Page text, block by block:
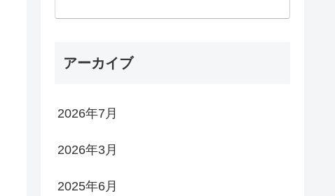
アーカイブ
2026年7月
2026年3月
2025年6月